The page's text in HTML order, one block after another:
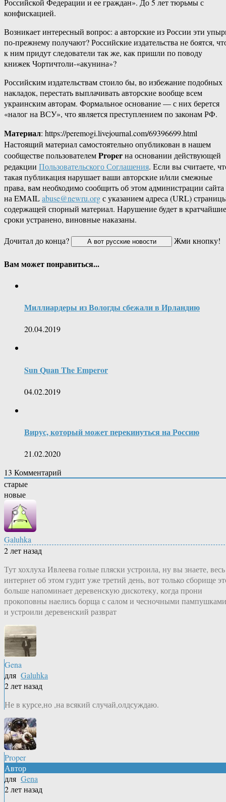
Российской Федерации и ее граждан». До 5 лет тюрьмы с
конфискацией.
Возникает интересный вопрос: а авторские из России эти
по-прежнему получают? Российские издательства не боятся,
к ним придут следователи так же, как пришли по поводу
книжек Чортичтоли-«акунина»?
Российским издательствам стоило бы, во избежание подобных
накладок, перестать выплачивать авторские вообще всем
украинским авторам. Формальное основание — с них берется
«налог на ВСУ», что является преступлением по законам РФ.
Материал: https://peremogi.livejournal.com/69396699.html
Настоящий материал самостоятельно опубликован в нашем
сообществе пользователемProperна основании действующей
редакции Пользовательского Соглашения. Если вы считаете,
такая публикация нарушает ваши авторские и/или смежные
права, вам необходимо сообщить об этом администрации сайта
на EMAILabuse@newru.orgс указанием адреса (URL)
содержащей спорный материал. Нарушение будет в кратчайшие
сроки устранено, виновные наказаны.
Дочитал до конца?
Жми кнопку!
Вам может понравиться...
Миллиардеры из Вологды сбежали в Ирландию
20.04.2019
Sun Quan The Emperor
04.02.2019
Вирус, который может перекинуться на Россию
21.02.2020
13 Комментарий
старые
новые
Galuhka
2 лет назад
Тут хохлуха Ивлеева голые пляски устроила, ну вы знаете, весь
интернет об этом гудит уже третий день, вот только сборище
больше напоминает деревенскую дискотеку, когда прони
прокоповны наелись борща с салом и чесночными пампушками
и устроили деревенский разврат
Gena
для Galuhka
2 лет назад
Не в курсе,но ,на всякий случай,олдсуждаю.
Proper
Автор
для Gena
2 лет назад